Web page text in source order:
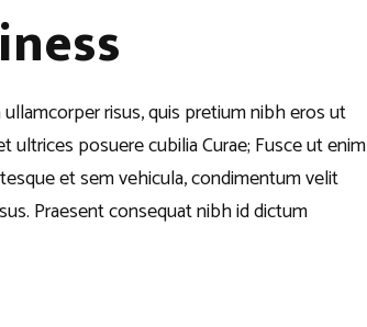
risus, quis pretium nibh eros ut
posuere cubilia Curae; Fusce ut enim
et sem vehicula, condimentum velit
Praesent consequat nibh id dictum